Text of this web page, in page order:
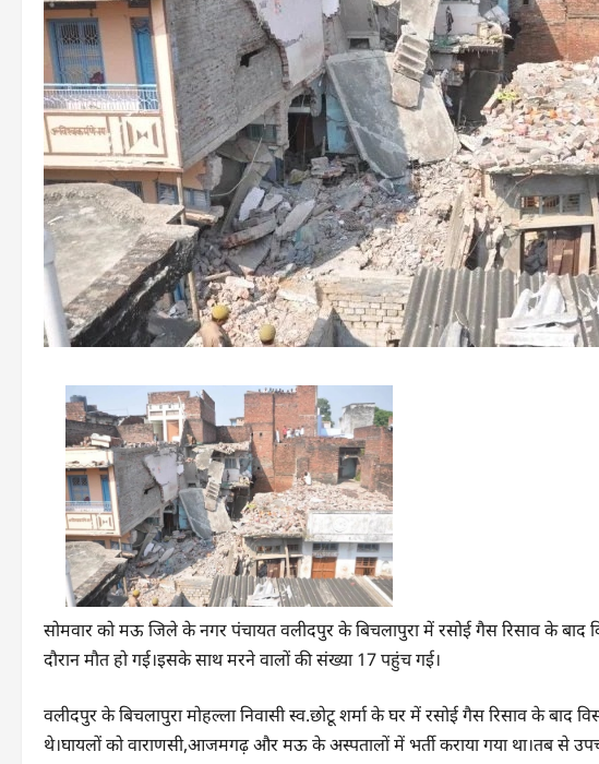
सोमवार को मऊ जिले के नगर पंचायत वलीदपुर के बिचलापुरा में रसोई गैस रिसाव के बाद
दौरान मौत हो गई।इसके साथ मरने वालों की संख्या 17 पहुंच गई।
वलीदपुर के बिचलापुरा मोहल्ला निवासी स्व.छोटू शर्मा के घर में रसोई गैस रिसाव के बाद
थे।घायलों को वाराणसी,आजमगढ़ और मऊ के अस्पतालों में भर्ती कराया गया था।तब से